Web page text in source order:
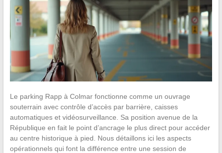
Le parking Rapp à Colmar fonctionne comme un ouvrage
souterrain avec contrôle d’accès par barrière, caisses
automatiques et vidéosurveillance. Sa position avenue de la
République en fait le point d’ancrage le plus direct pour accéder
au centre historique à pied. Nous détaillons ici les aspects
opérationnels qui font la différence entre une session de